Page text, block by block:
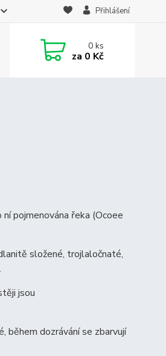
Přihlášení
0ks
za 0 Kč
pojmenována řeka (Ocoee
složené, trojlaločnaté,
jsou
během dozrávání se zbarvují